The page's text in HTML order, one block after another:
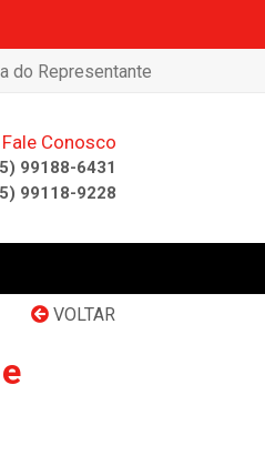
do Representante
Fale Conosco
99188-6431
99118-9228
VOLTAR